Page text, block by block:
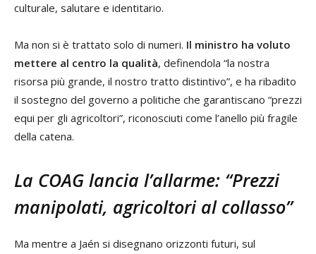
culturale, salutare e identitario.
Ma non si è trattato solo di numeri. Il ministro ha voluto
mettere al centro la qualità, definendola “la nostra
risorsa più grande, il nostro tratto distintivo”, e ha ribadito
il sostegno del governo a politiche che garantiscano “prezzi
equi per gli agricoltori”, riconosciuti come l’anello più fragile
della catena.
La COAG lancia l’allarme: “Prezzi
manipolati, agricoltori al collasso”
Ma mentre a Jaén si disegnano orizzonti futuri, sul